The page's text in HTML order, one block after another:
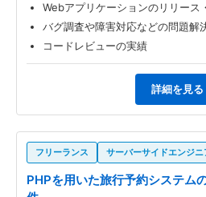
Webアプリケーションのリリース
バグ調査や障害対応などの問題解
コードレビューの実績
詳細を見る
フリーランス サーバーサイドエンジニ
PHPを用いた旅行予約システム